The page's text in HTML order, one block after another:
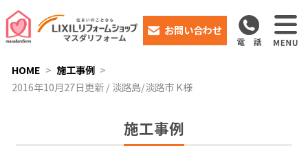
お問い合わせ
HOME
施工事例
2016年10月27日更新 / 淡路島/淡路市 K様
施工事例